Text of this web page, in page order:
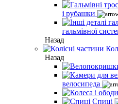
і рубашки
гальмівної
Назад
Назад
велосипеда
Спиці